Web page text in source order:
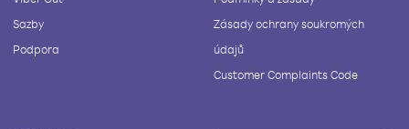
Sazby
Podpora
Zásady ochrany soukromých
údajů
Customer Complaints Code